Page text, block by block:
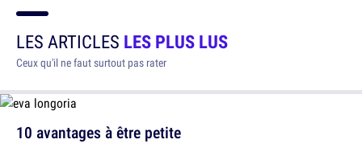
LES ARTICLES LES PLUS LUS
Ceux qu'il ne faut surtout pas rater
10 avantages à être petite